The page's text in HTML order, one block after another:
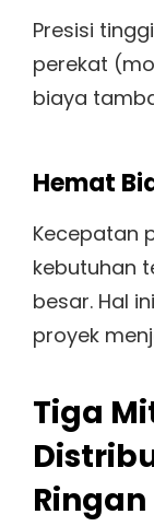
Presisi
perekat
biaya
Hemat
Kecepatan
kebutuhan
besar. Hal
proyek
Tiga